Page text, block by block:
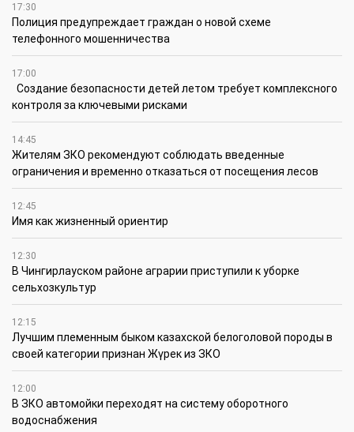
17:30
Полиция предупреждает граждан о новой схеме
телефонного мошенничества
17:00
Создание безопасности детей летом требует комплексного
контроля за ключевыми рисками
14:45
Жителям ЗКО рекомендуют соблюдать введенные
ограничения и временно отказаться от посещения лесов
12:45
Имя как жизненный ориентир
12:30
В Чингирлауском районе аграрии приступили к уборке
сельхозкультур
12:15
Лучшим племенным быком казахской белоголовой породы в
своей категории признан Жүрек из ЗКО
12:00
В ЗКО автомойки переходят на систему оборотного
водоснабжения